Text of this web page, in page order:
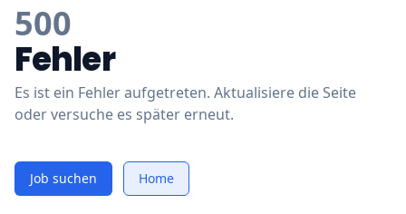
500
Fehler
Es ist ein Fehler aufgetreten. Aktualisiere die Seite
oder versuche es später erneut.
Job suchen Home